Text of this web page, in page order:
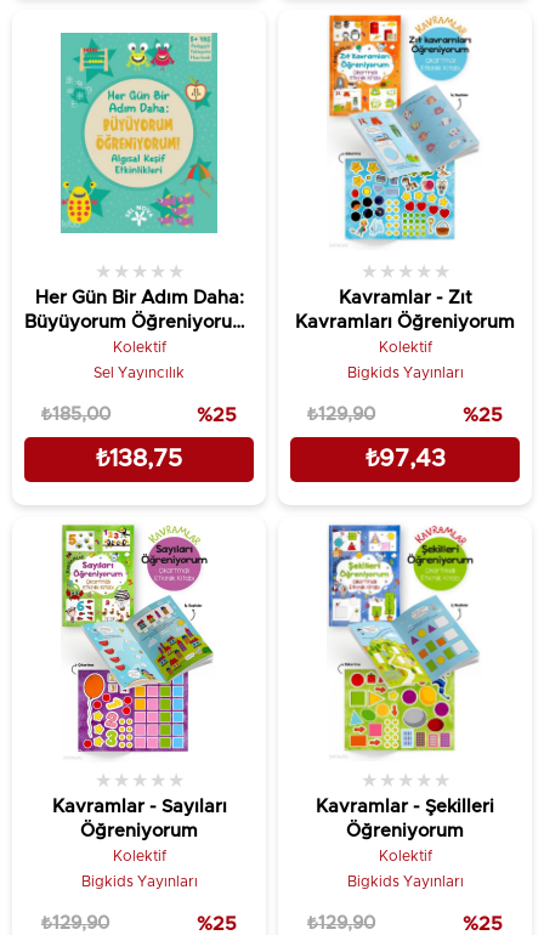
Her Gün Bir Adım Daha:
Büyüyorum Öğreniyorum!
- Algısal Keşif Etkinlikleri
★ ★ ★ ★ ★
Kolektif
Sel Yayıncılık
₺138,75
₺185,00 %25
Kavramlar - Zıt
Kavramları Öğreniyorum
★ ★ ★ ★ ★
Kolektif
Bigkids Yayınları
₺97,43
₺129,90 %25
Kavramlar - Sayıları
Öğreniyorum
★ ★ ★ ★ ★
Kolektif
Bigkids Yayınları
₺129,90 %25
Kavramlar - Şekilleri
Öğreniyorum
★ ★ ★ ★ ★
Kolektif
Bigkids Yayınları
₺129,90 %25